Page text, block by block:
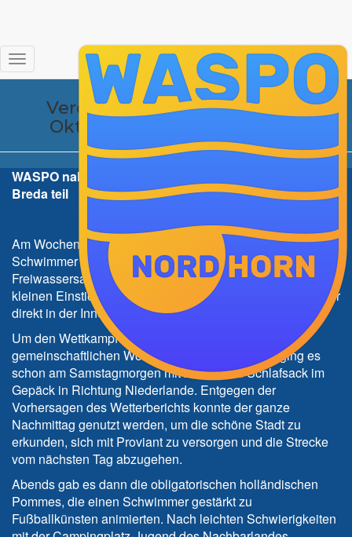
Navigation
Freiwasserschwimmen Breda
2016
Veröffentlicht vonTinaam
5.
Oktober 2019
WASPO nahm erfolgreich am Freiwasserschwimmen in
Breda teil
Am Wochenende vom 06./07.08. begann für die
Schwimmer der 1. Mannschaft die jährliche
Freiwassersaison in Breda/NL beim „Singelzwemmen“. Als
kleinen Einstieg standen für die 16 Schwimmer 1 Kilometer
direkt in der Innenstadt von Breda an.
Um den Wettkampf mit einem schönen,
gemeinschaftlichen Wochenende zu verbinden, ging es
schon am Samstagmorgen mit Zelten und Schlafsack im
Gepäck in Richtung Niederlande. Entgegen der
Vorhersagen des Wetterberichts konnte der ganze
Nachmittag genutzt werden, um die schöne Stadt zu
erkunden, sich mit Proviant zu versorgen und die Strecke
vom nächsten Tag abzugehen.
Abends gab es dann die obligatorischen holländischen
Pommes, die einen Schwimmer gestärkt zu
Fußballkünsten animierten. Nach leichten Schwierigkeiten